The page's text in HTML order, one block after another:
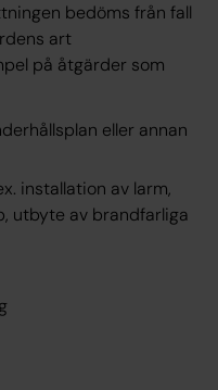
bedöms från fall
art
på åtgärder som
eller annan
installation av larm,
utbyte av brandfarliga